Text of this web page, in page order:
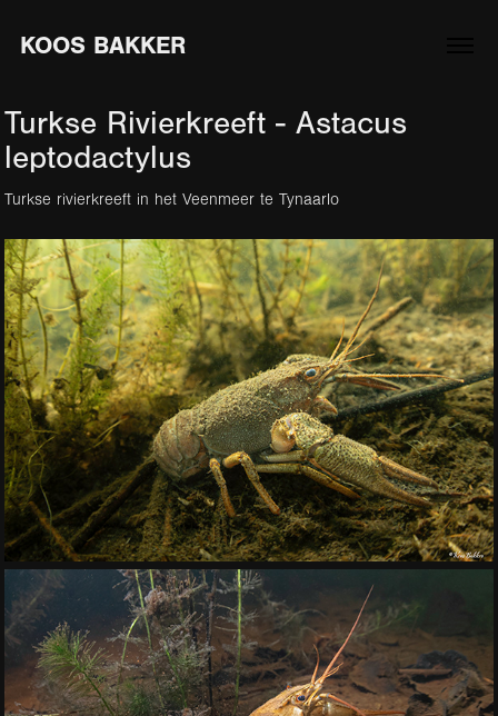
KOOS BAKKER
Turkse Rivierkreeft - Astacus
leptodactylus
Turkse rivierkreeft in het Veenmeer te Tynaarlo